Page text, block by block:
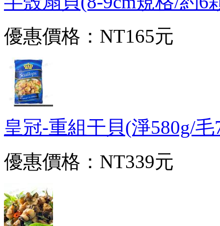
優惠價格： NT165元
皇冠-重組干貝(淨580g/毛
優惠價格： NT339元